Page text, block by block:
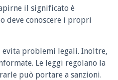
il significato è
deve conoscere i propri
evita problemi legali. Inoltre,
Le leggi regolano la
può portare a sanzioni.